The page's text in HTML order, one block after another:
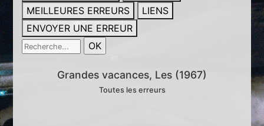
MEILLEURES ERREURS
LIENS
ENVOYER UNE ERREUR
Grandes vacances, Les (1967)
Toutes les erreurs